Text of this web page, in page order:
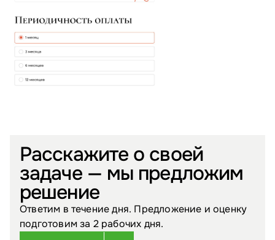
Расскажите о своей
задаче — мы предложим
решение
Ответим в течение дня. Предложение и оценку
подготовим за 2 рабочих дня.